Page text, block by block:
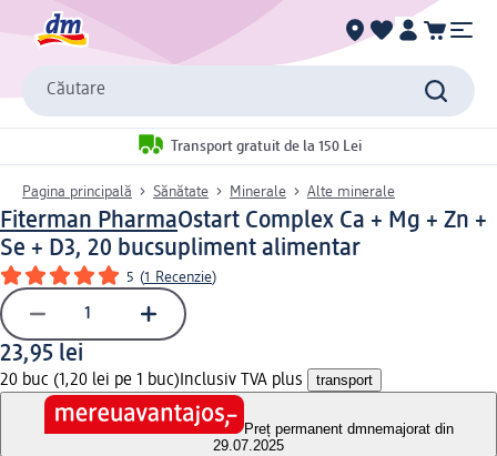
Căutare
Transport gratuit de la 150 Lei
Pagina principală Sănătate Minerale Alte minerale
Fiterman PharmaOstart Complex Ca + Mg + Zn +
Se + D3, 20 bucsupliment alimentar
5 (1 Recenzie)
23,95 lei
20 buc (1,20 lei pe 1 buc) Inclusiv TVA plus transport
Preț permanent dmnemajorat din
29.07.2025